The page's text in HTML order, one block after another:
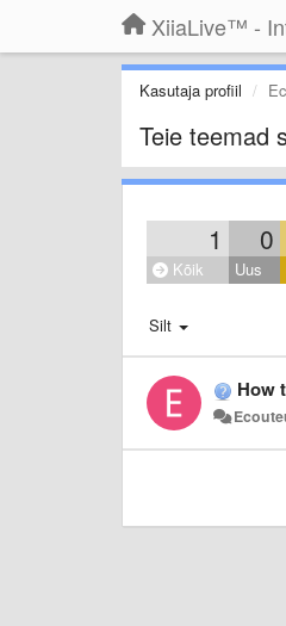
XiiaLive™ -
Kasutaja profiil
Teie teemad
1 0
Kõik Uus
Silt
How